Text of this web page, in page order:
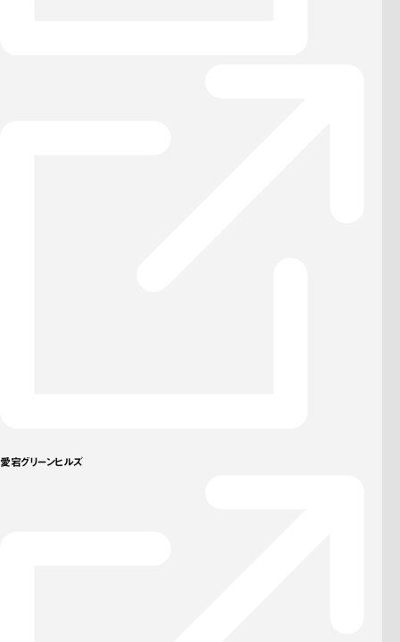
愛宕グリーンヒルズ